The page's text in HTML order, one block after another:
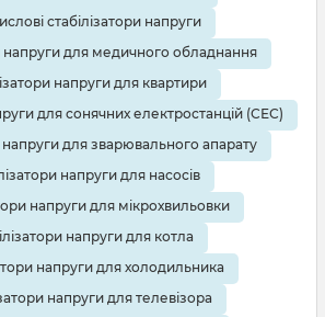
стабілізатори напруги
напруги для медичного обладнання
напруги для квартири
для сонячних електростанцій (СЕС)
напруги для зварювального апарату
напруги для насосів
напруги для мікрохвильовки
напруги для котла
напруги для холодильника
напруги для телевізора